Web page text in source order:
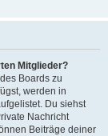
Mitglieder?
Boards zu
werden in
Du siehst
Nachricht
Beiträge deiner